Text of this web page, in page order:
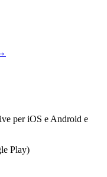
per iOS e Android e
Play)